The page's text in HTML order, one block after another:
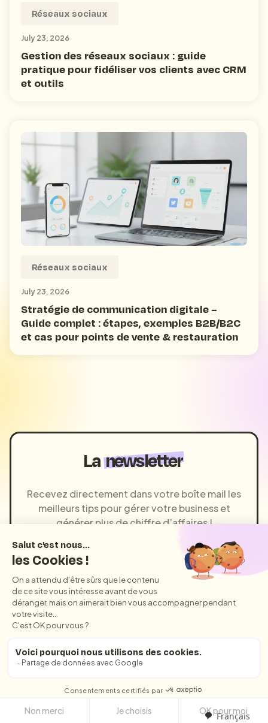
Réseaux sociaux
July 23, 2026
Gestion des réseaux sociaux : guide
pratique pour fidéliser vos clients avec CRM
et outils
Réseaux sociaux
July 23, 2026
Stratégie de communication digitale –
Guide complet : étapes, exemples B2B/B2C
et cas pour points de vente & restauration
Lanewsletter
Recevez directement dans votre boîte mail les
meilleurs tips pour gérer votre business et
générer plus de chiffre d’affaires !
Je m'inscris
Français